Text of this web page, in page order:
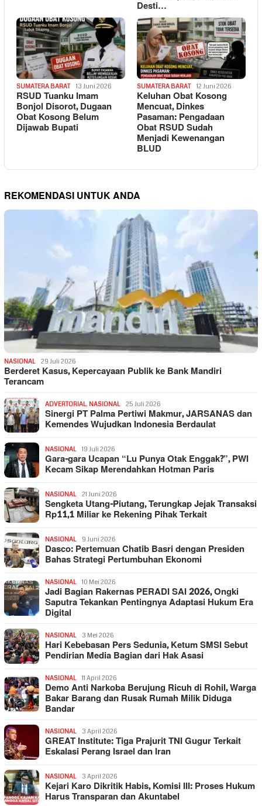
Desti…
SUMATERA BARAT 13 Juni 2026
RSUD Tuanku Imam
Bonjol Disorot, Dugaan
Obat Kosong Belum
Dijawab Bupati
SUMATERA BARAT 12 Juni 2026
Keluhan Obat Kosong
Mencuat, Dinkes
Pasaman: Pengadaan
Obat RSUD Sudah
Menjadi Kewenangan
BLUD
REKOMENDASI UNTUK ANDA
NASIONAL 29 Juli 2026
Berderet Kasus, Kepercayaan Publik ke Bank Mandiri
Terancam
ADVERTORIAL, NASIONAL 25 Juli 2026
Sinergi PT Palma Pertiwi Makmur, JARSANAS dan
Kemendes Wujudkan Indonesia Berdaulat
NASIONAL 19 Juli 2026
Gara-gara Ucapan “Lu Punya Otak Enggak?”, PWI
Kecam Sikap Merendahkan Hotman Paris
NASIONAL 21 Juni 2026
Sengketa Utang-Piutang, Terungkap Jejak Transaksi
Rp11,1 Miliar ke Rekening Pihak Terkait
NASIONAL 9 Juni 2026
Dasco: Pertemuan Chatib Basri dengan Presiden
Bahas Strategi Pertumbuhan Ekonomi
NASIONAL 10 Mei 2026
Jadi Bagian Rakernas PERADI SAI 2026, Ongki
Saputra Tekankan Pentingnya Adaptasi Hukum Era
Digital
NASIONAL 3 Mei 2026
Hari Kebebasan Pers Sedunia, Ketum SMSI Sebut
Pendirian Media Bagian dari Hak Asasi
NASIONAL 11 April 2026
Demo Anti Narkoba Berujung Ricuh di Rohil, Warga
Bakar Barang dan Rusak Rumah Milik Diduga
Bandar
NASIONAL 3 April 2026
GREAT Institute: Tiga Prajurit TNI Gugur Terkait
Eskalasi Perang Israel dan Iran
NASIONAL 3 April 2026
Kejari Karo Dikritik Habis, Komisi III: Proses Hukum
Harus Transparan dan Akuntabel